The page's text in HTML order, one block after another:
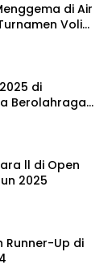
di Air
Voli
di
Berolahraga
ll di Open
2025
Runner-Up di